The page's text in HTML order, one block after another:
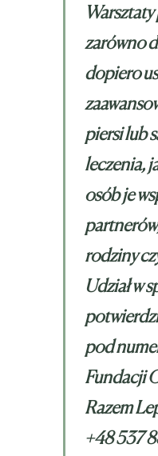
zarówno
dopiero
piersi lub
leczenia,
osób je
rodziny
Udział w
pod
Fundacji
Razem
+48 537